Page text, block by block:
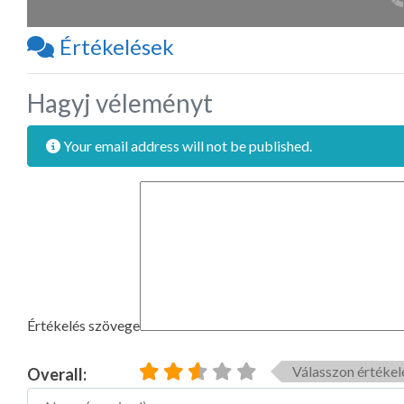
Értékelések
Hagyj véleményt
Your email address will not be published.
Értékelés szövege
Overall:
Válasszon
Name